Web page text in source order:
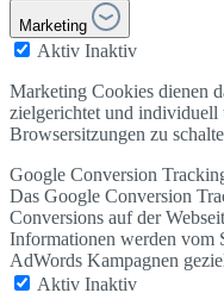
Marketing
Aktiv Inaktiv
Marketing Cookies dienen
zielgerichtet und individuell
Browsersitzungen zu
Google Conversion
Das Google Conversion
Conversions auf der
Informationen werden vom
AdWords Kampagnen
Aktiv Inaktiv